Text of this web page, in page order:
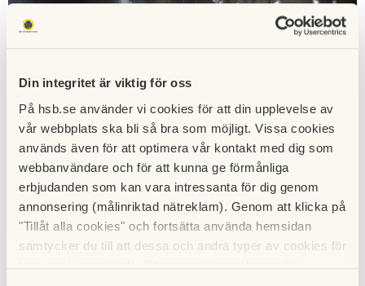
Din integritet är viktig för oss
På hsb.se använder vi cookies för att din upplevelse av
vår webbplats ska bli så bra som möjligt. Vissa cookies
används även för att optimera vår kontakt med dig som
webbanvändare och för att kunna ge förmånliga
erbjudanden som kan vara intressanta för dig genom
annonsering (målinriktad nätreklam). Genom att klicka på
"Tillåt alla cookies" och fortsätta använda hemsidan
samtycker du till att dessa och andra typer av cookies för
Photo by Jacek Dylag on Unsplash
Några råd till om hur man ska
tänka?
– Man ska inte bara tänka på vad som är nu, utan tänka på